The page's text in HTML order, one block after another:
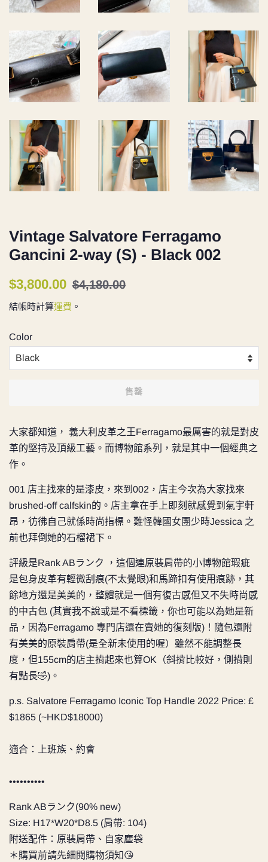
Vintage Salvatore Ferragamo
Gancini 2-way (S) - Black 002
定
$3,800.00 售
$4,180.00
結帳時計算運費 。
Color
售罄
大家都知道， 義大利皮革之王Ferragamo最厲害的就是對皮
革的堅持及頂級工藝。而博物館系列，就是其中一個經典之
作。
001 店主找來的是漆皮，來到002，店主今次為大家找來
brushed-off calfskin的。店主拿在手上即刻就感覺到氣宇軒
昂，彷彿自己就係時尚指標。難怪韓國女團少時Jessica 之
前也拜倒她的石榴裙下。
評級是Rank ABランク ，這個連原裝肩帶的小博物館瑕疵
是包身皮革有輕微刮痕(不太覺眼)和馬蹄扣有使用痕跡，其
餘地方還是美美的，整體就是一個有復古感但又不失時尚感
的中古包 (其實我不說或是不看標籤，你也可能以為她是新
品，因為Ferragamo 專門店還在賣她的復刻版)！ 隨包還附
有美美的原裝肩帶(是全新未使用的喔）雖然不能調整長
度，但155cm的店主揹起來也算OK（斜揹比較好，側揹則
有點長🤣)。
p.s. Salvatore Ferragamo Iconic Top Handle 2022 Price: £
$1865 (~HKD$18000)
適合：上班族、約會
••••••••••
Rank ABランク(90% new)
Size: H17*W20*D8.5 (肩帶: 104)
附送配件：原裝肩帶、自家塵袋
＊購買前請先細閱購物須知😘